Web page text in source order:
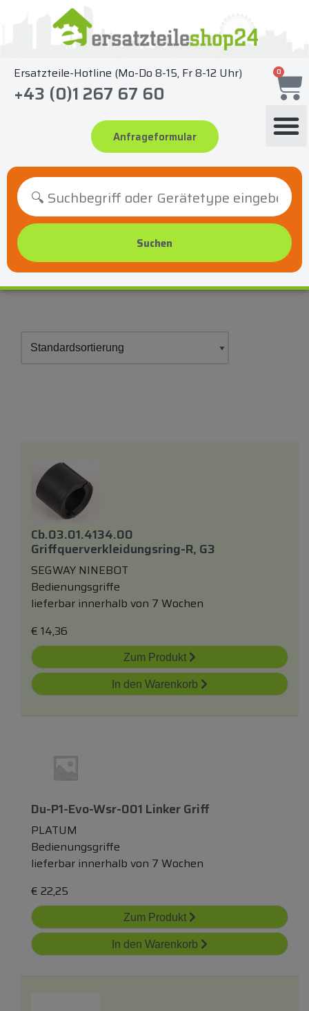
springen
Ersatzteile-Hotline (Mo-Do 8-15, Fr 8-12 Uhr)
+43 (0)1 267 67 60
Anfrageformular
0
Cb.03.01.4134.00
Griffquerverkleidungsring-R, G3
SEGWAY NINEBOT
Bedienungsgriffe
lieferbar innerhalb von 7 Wochen
€ 14,36
Zum Produkt
In den Warenkorb
Du-P1-Evo-Wsr-001 Linker Griff
PLATUM
Bedienungsgriffe
lieferbar innerhalb von 7 Wochen
€ 22,25
Zum Produkt
In den Warenkorb